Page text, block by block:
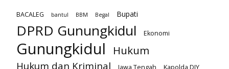
BACALEG bantul BBM Begal Bupati
DPRD Gunungkidul Ekonomi
Gunungkidul Hukum
Hukum dan Kriminal